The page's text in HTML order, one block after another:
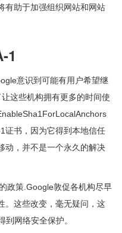
有助于加强组织网站和网站
1
意识到可能有用户希望继
这些机构拥有更多的时间使
证书，因为它得到本地信任
动，并不是一个永久的解决
政策.Google敦促各机构尽早
。这些改变，毫无疑问，这
网络安全保护。